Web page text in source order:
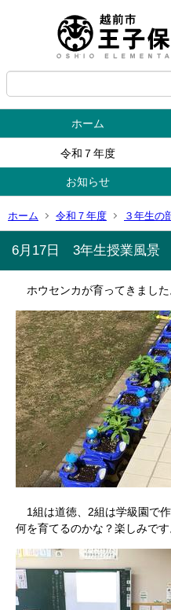
ホーム
令和７年度
お知らせ
ホーム 令和７年度 ３年生の
6月17日 3年生授業風景
ホウセンカが育ってきました
1組は道徳、2組は学級園で作
何を育てるのかな？楽しみです